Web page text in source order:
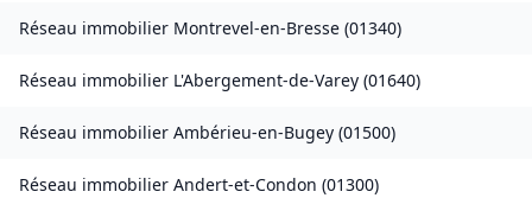
Réseau immobilier Montrevel-en-Bresse (01340)
Réseau immobilier L'Abergement-de-Varey (01640)
Réseau immobilier Ambérieu-en-Bugey (01500)
Réseau immobilier Andert-et-Condon (01300)